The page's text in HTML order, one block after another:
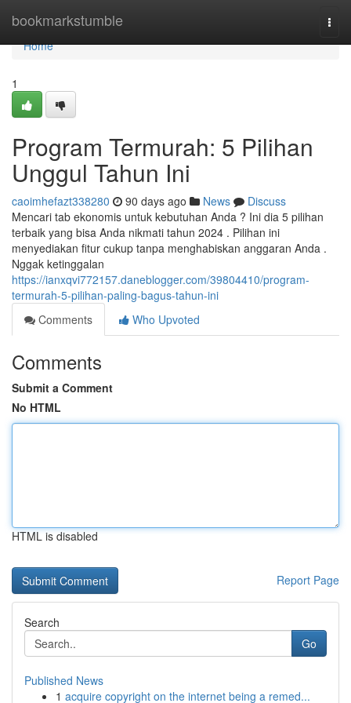
bookmarkstumble
Home
Home
1
Program Termurah: 5 Pilihan
Unggul Tahun Ini
caoimhefazt338280 90 days ago News
Discuss
Mencari tab ekonomis untuk kebutuhan Anda ? Ini dia 5 pilihan
terbaik yang bisa Anda nikmati tahun 2024 . Pilihan ini
menyediakan fitur cukup tanpa menghabiskan anggaran Anda .
Nggak ketinggalan
https://ianxqvi772157.daneblogger.com/39804410/program-
termurah-5-pilihan-paling-bagus-tahun-ini
Comments
Who Upvoted
Comments
Submit a Comment
No HTML
HTML is disabled
Report Page
Search
Go
Published News
1 acquire copyright on the internet being a remed...